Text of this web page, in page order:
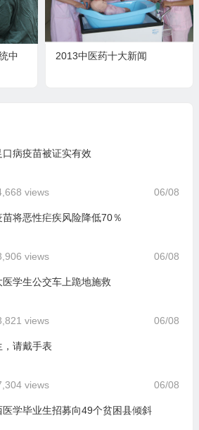
中
2013中医药十大新闻
口病疫苗被证实有效
06/08
views
苗将恶性疟疾风险降低70％
06/08
views
医学生公交车上跪地施救
06/08
views
，请戴手表
06/08
views
医学毕业生招募向49个贫困县倾斜